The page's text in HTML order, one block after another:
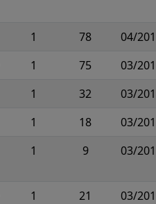
1 78
04/
1 75
03/
1 32
03/
1 18
03/
1 9 03/
1 21 03/